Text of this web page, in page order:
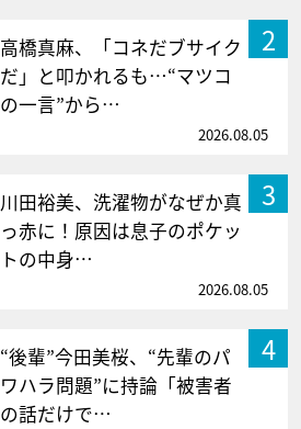
2
高橋真麻、「コネだブサイク
だ」と叩かれるも…“マツコ
の一言”から…
2026.08.05
3
川田裕美、洗濯物がなぜか真
っ赤に！原因は息子のポケッ
トの中身…
2026.08.05
4
“後輩”今田美桜、“先輩のパ
ワハラ問題”に持論「被害者
の話だけで…